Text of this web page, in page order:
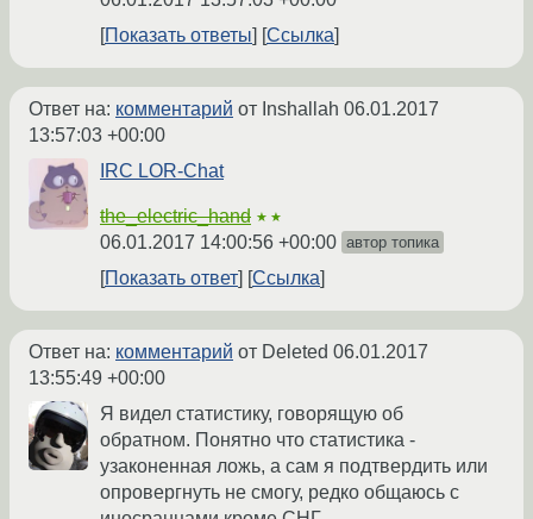
Показать ответы
Ссылка
Ответ на: комментарий от Inshallah 06.01.2017
13:57:03 +00:00
IRC LOR-Chat
the_electric_hand ★★
06.01.2017 14:00:56 +00:00 автор топика
Показать ответ Ссылка
Ответ на: комментарий от Deleted 06.01.2017
13:55:49 +00:00
Я видел статистику, говорящую об
обратном. Понятно что статистика -
узаконенная ложь, а сам я подтвердить или
опровергнуть не смогу, редко общаюсь с